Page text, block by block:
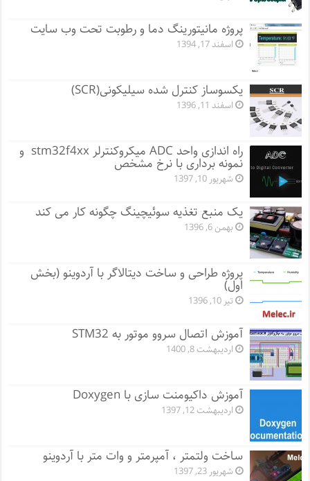
پروژه مانيتورينگ دما و رطوبت تحت وب سایت
اسفند 17, 1394
یکسوساز کنترل شده سیلیکونی(SCR)
اسفند 11, 1396
راه اندازی واحد ADC میکروکنترلر stm32f4xx و
نمونه برداری با نرخ مشخص
شهریور 10, 1397
یک منبع تغذیه سوئیچینگ چگونه کار می کند
بهمن 6, 1396
پروژه طراحی و ساخت دیتالاگر با آردوینو (بخش
اول)
تیر 10, 1396
آموزش اتصال سروو موتور به STM32
اردیبهشت 8, 1400
آموزش داکیومنت سازی با Doxygen
اردیبهشت 12, 1397
ساخت ولتمتر ، آمپرمتر و وات متر با آردوینو
شهریور 23, 1397